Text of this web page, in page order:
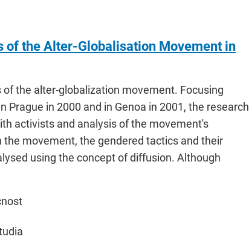
of the Alter-Globalisation Movement in
the alter-globalization movement. Focusing
in 2000 and in Genoa in 2001, the research
activists and analysis of the movement's
movement, the gendered tactics and their
using the concept of diffusion. Although